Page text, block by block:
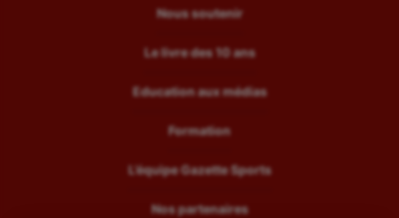
Nous soutenir
Le livre des 10 ans
Education aux médias
Formation
L’équipe Gazette Sports
Nos partenaires